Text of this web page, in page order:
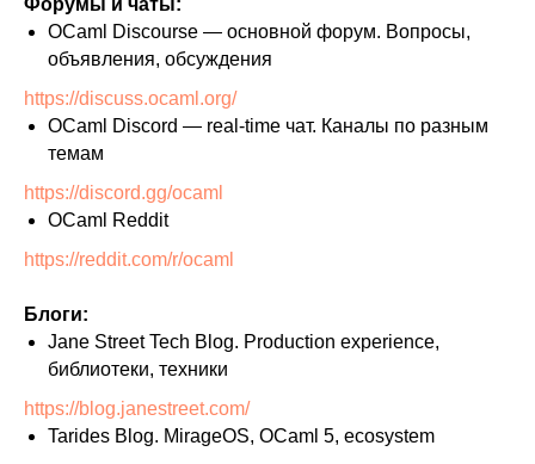
Форумы и чаты:
OCaml Discourse — основной форум. Вопросы,
объявления, обсуждения
https://discuss.ocaml.org/
OCaml Discord — real-time чат. Каналы по разным
темам
https://discord.gg/ocaml
OCaml Reddit
https://reddit.com/r/ocaml
Блоги:
Jane Street Tech Blog. Production experience,
библиотеки, техники
https://blog.janestreet.com/
Tarides Blog. MirageOS, OCaml 5, ecosystem